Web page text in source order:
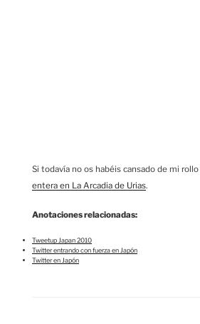
Si todavía no os habéis cansado de mi rollo
entera en La Arcadia de Urias.
Anotaciones relacionadas:
Tweetup Japan 2010
Twitter entrando con fuerza en Japón
Twitter en Japón